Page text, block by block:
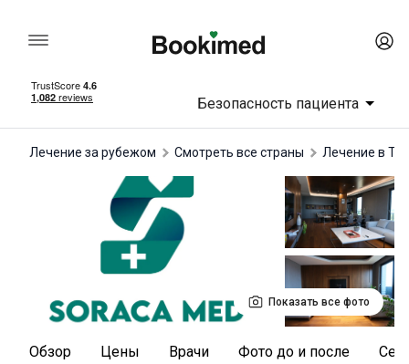
Безопасность пациента
Лечение за рубежом Смотреть все страны лечение в
Показать все фото
Обзор Цены Врачи Фото до и после